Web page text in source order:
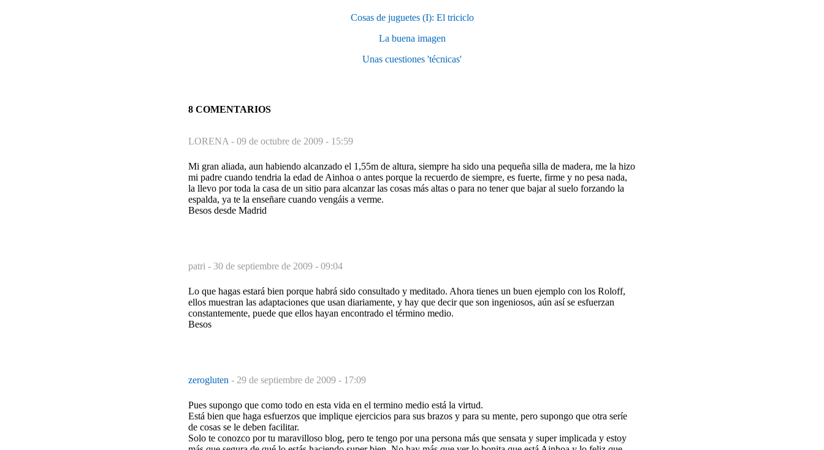
Cosas de juguetes (I): El triciclo
La buena imagen
Unas cuestiones 'técnicas'
8 COMENTARIOS
LORENA - 09 de octubre de 2009 - 15:59
Mi gran aliada, aun habiendo alcanzado el 1,55m de altura, siempre ha sido una pequeña silla de madera, me la hizo
mi padre cuando tendria la edad de Ainhoa o antes porque la recuerdo de siempre, es fuerte, firme y no pesa nada,
la llevo por toda la casa de un sitio para alcanzar las cosas más altas o para no tener que bajar al suelo forzando la
espalda, ya te la enseñare cuando vengáis a verme.
Besos desde Madrid
patri - 30 de septiembre de 2009 - 09:04
Lo que hagas estará bien porque habrá sido consultado y meditado. Ahora tienes un buen ejemplo con los Roloff,
ellos muestran las adaptaciones que usan diariamente, y hay que decir que son ingeniosos, aún así se esfuerzan
constantemente, puede que ellos hayan encontrado el término medio.
Besos
zerogluten - 29 de septiembre de 2009 - 17:09
Pues supongo que como todo en esta vida en el termino medio está la virtud.
Está bien que haga esfuerzos que implique ejercicios para sus brazos y para su mente, pero supongo que otra seríe
de cosas se le deben facilitar.
Solo te conozco por tu maravilloso blog, pero te tengo por una persona más que sensata y super implicada y estoy